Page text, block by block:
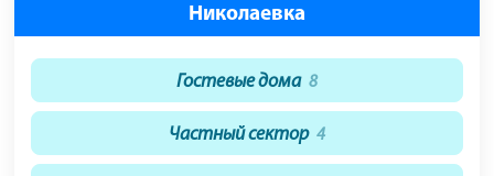
Николаевка
Гостевые дома 8
Частный сектор 4